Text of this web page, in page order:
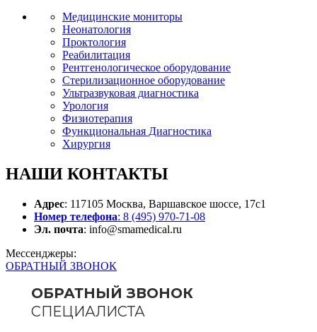
Медицинские мониторы
Неонатология
Проктология
Реабилитация
Рентгенологическое оборудование
Стерилизационное оборудование
Ультразвуковая диагностика
Урология
Физиотерапия
Функциональная Диагностика
Хирургия
НАШИ КОНТАКТЫ
Адрес: 117105 Москва, Варшавское шоссе, 17с1
Номер телефона: 8 (495) 970-71-08
Эл. почта: info@smamedical.ru
Мессенджеры:
ОБРАТНЫЙ ЗВОНОК
ОБРАТНЫЙ ЗВОНОК
СПЕЦИАЛИСТА